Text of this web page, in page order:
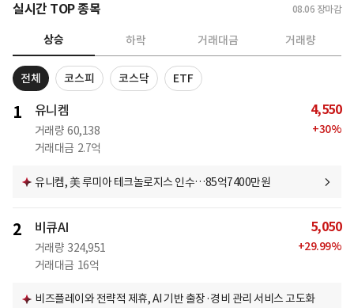
실시간 TOP 종목 08.06 장마감
상승 하락 거래대금 거래량
전체 코스피 코스닥 ETF
1 유니켐
거래량 60,138
거래대금 2.7억
4,550
+30%
유니켐, 美 루미아 테크놀로지스 인수…85억7400만원
2 비큐AI
거래량 324,951
거래대금 16억
5,050
+29.99%
비즈플레이와 전략적 제휴, AI 기반 출장·경비 관리 서비스 고도화